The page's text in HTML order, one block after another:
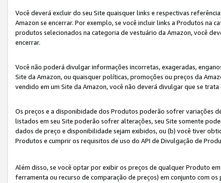
Você deverá excluir do seu Site quaisquer links e respectivas
Amazon se encerrar. Por exemplo, se você incluir links a Produtos na
produtos selecionados na categoria de vestuário da Amazon, você
encerrar.
Você não poderá divulgar informações incorretas, exageradas,
Site da Amazon, ou quaisquer políticas, promoções ou preços da
vendido em um Site da Amazon, você não deverá divulgar que se
Os preços e a disponibidade dos Produtos poderão sofrer variações
listados em seu Site poderão sofrer alterações, seu Site somente
dados de preço e disponibilidade sejam exibidos, ou (b) você tiver
Produtos e cumprir os requisitos de uso do API de Divulgação de
Além disso, se você optar por exibir os preços de qualquer Produto
ferramenta ou recurso de comparação de preços) em conjunto com